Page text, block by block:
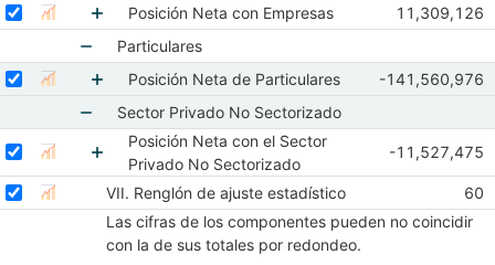
Mostrar elementos de Empresas
Seleccione sus series
Seleccionar serie Posición Neta con EmpresasMostrar gráfica de la serie Posición Neta con Empresas
Mostrar elementos de Posición Neta con
Posición Neta con Empresas Oct 2017
11,309,126
Mostrar elementos de Particulares
Particulares
Seleccione sus series
Seleccionar serie Posición Neta de ParticularesMostrar gráfica de la serie Posición Neta de Particulares
Mostrar elementos de Posición Neta de
Posición Neta de Particulares Observaciones
Oct 2017Nov
-141,560,976
Mostrar elementos de Sector Privado No
Sector Privado No Sectorizado
Seleccione sus series
Seleccionar serie Posición Neta con el Sector Privado No
Mostrar gráfica de la serie Posición Neta con el
Mostrar elementos de Posición Neta con el
Posición Neta con el Sector
Privado No Sectorizado
Oct 2017
-11,527,475
Seleccione sus series
Seleccionar serie VII. Renglón de ajuste estadísticoMostrar gráfica de la serie VII. Renglón de ajuste estadístico
VII. Renglón de ajuste estadístico
60
Las cifras de los componentes pueden no coincidir
con la de sus totales por redondeo.